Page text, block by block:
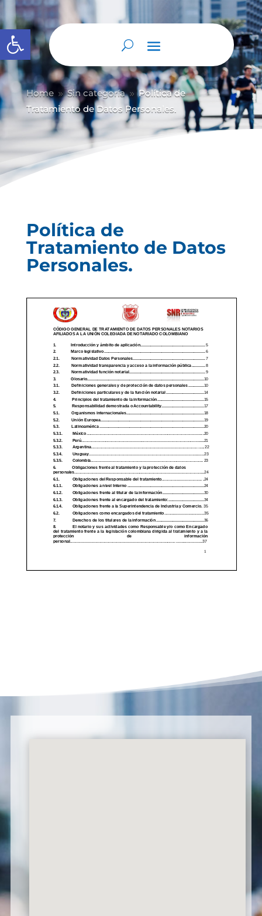
Abrir barra de herramientas
Home 9 Sin categoría 9 Política de
Tratamiento de Datos Personales.
Política de
Tratamiento de Datos
Personales.